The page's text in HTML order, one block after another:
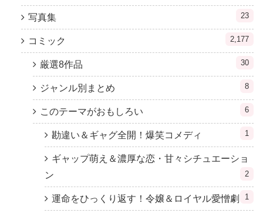
写真集 23
コミック 2,177
厳選8作品 30
ジャンル別まとめ 8
このテーマがおもしろい 6
勘違い＆ギャグ全開！爆笑コメディ 1
ギャップ萌え＆濃厚な恋・甘々シチュエーショ
ン
2
運命をひっくり返す！令嬢＆ロイヤル愛憎劇 1